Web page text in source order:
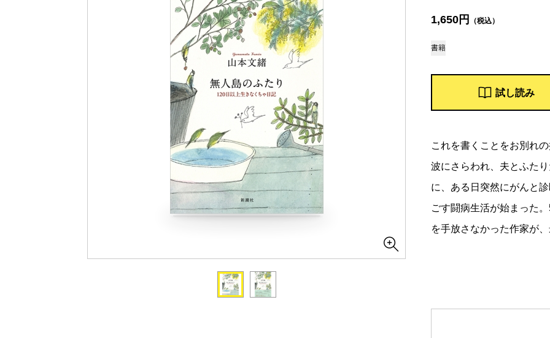
1,650円 （税込）
書籍
試し読み
これを書くことをお別れ
波にさらわれ、夫とふた
に、ある日突然にがんと
ごす闘病生活が始まった
を手放さなかった作家が